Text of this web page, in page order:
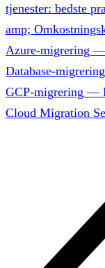
tjenester: bedste
amp;
Azure-migrering
Database-
GCP-migrering —
Cloud Migration